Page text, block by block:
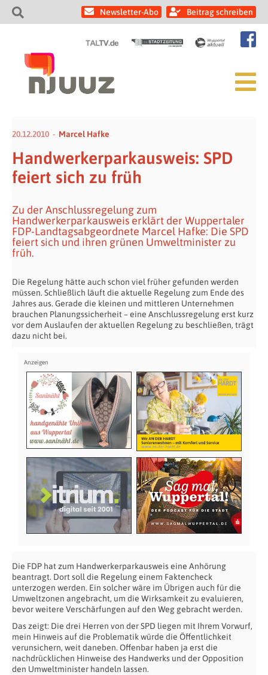
Newsletter-Abo Beitrag schreiben
20.12.2010 Marcel Hafke
Handwerkerparkausweis: SPD
feiert sich zu früh
Zu der Anschlussregelung zum
Handwerkerparkausweis erklärt der Wuppertaler
FDP-Landtagsabgeordnete Marcel Hafke: Die SPD
feiert sich und ihren grünen Umweltminister zu
früh.
Die Regelung hätte auch schon viel früher gefunden werden
müssen. Schließlich läuft die aktuelle Regelung zum Ende des
Jahres aus. Gerade die kleinen und mittleren Unternehmen
brauchen Planungssicherheit – eine Anschlussregelung erst kurz
vor dem Auslaufen der aktuellen Regelung zu beschließen, trägt
dazu nicht bei.
Die FDP hat zum Handwerkerparkausweis eine Anhörung
beantragt. Dort soll die Regelung einem Faktencheck
unterzogen werden. Ein solcher wäre im Übrigen auch für die
Umweltzonen angebracht, um die Wirksamkeit zu evaluieren,
bevor weitere Verschärfungen auf den Weg gebracht werden.
Das zeigt: Die drei Herren von der SPD liegen mit Ihrem Vorwurf,
mein Hinweis auf die Problematik würde die Öffentlichkeit
verunsichern, weit daneben. Offenbar haben ja erst die
nachdrücklichen Hinweise des Handwerks und der Opposition
den Umweltminister handeln lassen.